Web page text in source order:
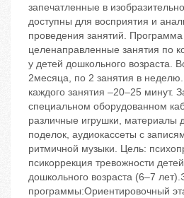
запечатленные в
доступны для восприятия и
проведения занятий.
целенаправленные занятия по
у детей дошкольного возраста.
2месяца, по 2 занятия в
каждого занятия –20–25 минут.
специальном оборудованном
различные игрушки, материалы
поделок, аудиокассеты с
ритмичной музыки. Цель:
псикоррекция тревожности
дошкольного возраста (6–7
программы:Ориентировочный